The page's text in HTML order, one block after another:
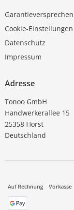
Garantieversprechen
Cookie-Einstellungen
Datenschutz
Impressum
Adresse
Tonoo GmbH
Handwerkerallee 15
25358 Horst
Deutschland
Auf Rechnung
Vorkasse